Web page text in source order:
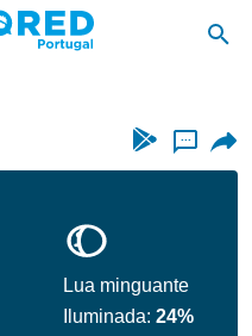
...
Lua minguante
Iluminada:24%